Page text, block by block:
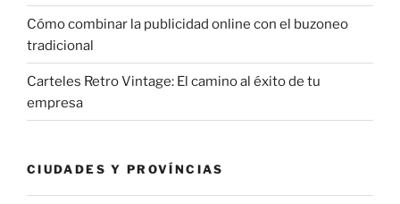
Cómo combinar la publicidad online con el buzoneo
tradicional
Carteles Retro Vintage: El camino al éxito de tu
empresa
CIUDADES Y PROVÍNCIAS